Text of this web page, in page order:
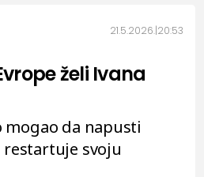
21.5.2026. 20:53
želi Ivana
da napusti
svoju